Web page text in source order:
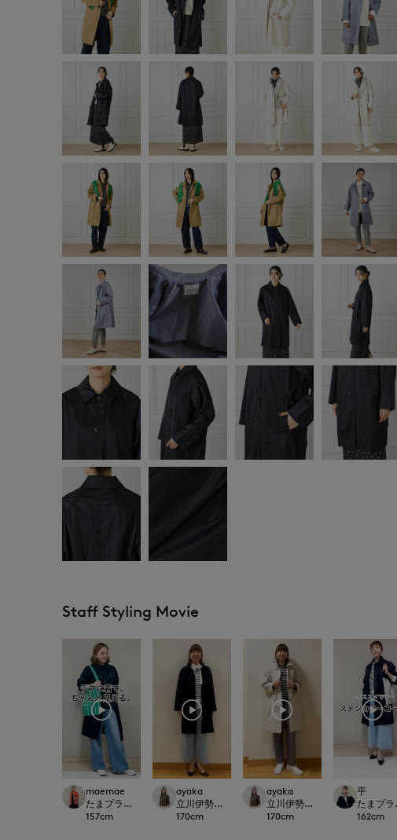
Staff Styling Movie
maemae
たまプラーザ東急I.T.'S.international
157cm
ayaka
立川伊勢丹I.T.'S.international
170cm
ayaka
立川伊勢丹I.T.'S.international
170cm
平
たまプ
162cm